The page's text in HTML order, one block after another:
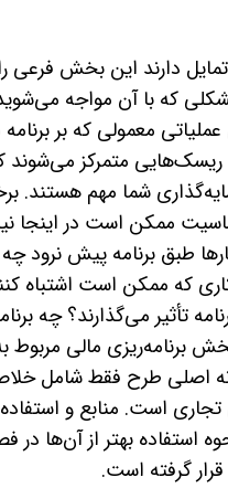
تمایل دارند این بخش فرعی
که با آن مواجه می
معمولی که بر برنامه
متمرکز می‌شوند
شما مهم هستند.
ممکن است در اینجا
طبق برنامه پیش نرود
که ممکن است اشتباه
تأثیر می‌گذارند؟ چه
برنامه‌ریزی مالی مربوط
اصلی طرح فقط شامل
است. منابع و استفاده
گرفته است.